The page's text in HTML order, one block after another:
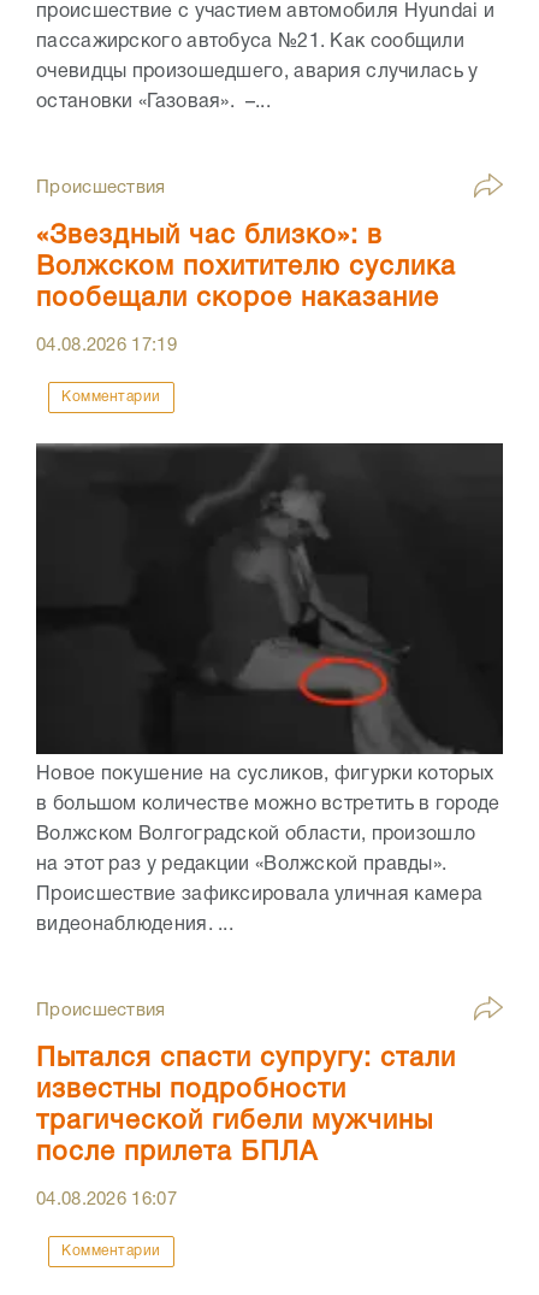
происшествие с участием автомобиля Hyundai и
пассажирского автобуса №21. Как сообщили
очевидцы произошедшего, авария случилась у
остановки «Газовая». –...
Происшествия
«Звездный час близко»: в
Волжском похитителю суслика
пообещали скорое наказание
04.08.2026 17:19
Комментарии
Новое покушение на сусликов, фигурки которых
в большом количестве можно встретить в городе
Волжском Волгоградской области, произошло
на этот раз у редакции «Волжской правды».
Происшествие зафиксировала уличная камера
видеонаблюдения. ...
Происшествия
Пытался спасти супругу: стали
известны подробности
трагической гибели мужчины
после прилета БПЛА
04.08.2026 16:07
Комментарии